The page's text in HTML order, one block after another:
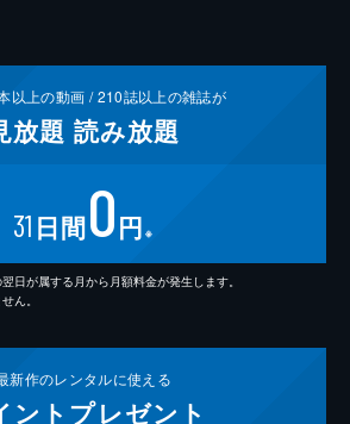
以上の動画 /210誌以上の雑誌が
放題 読み放題
31 日間0円 ※
日が属する月から月額料金が発生します。
ん。
新作のレンタルに使える
ント プレゼント